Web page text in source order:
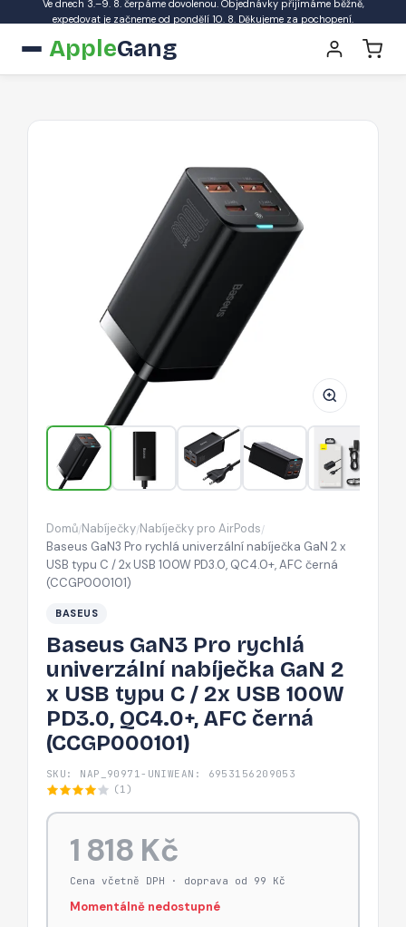
Ve dnech 3.–9. 8. čerpáme dovolenou. Objednávky přijímáme běžně,
expedovat je začneme od pondělí 10. 8. Děkujeme za pochopení.
AppleGang
Baseus
GaN3
rychlá
univerzální
GaN
2
x
USB
C
/
PD3.0,
QC4.0+,
AFC
černá
Domů/Nabíječky/Nabíječky pro AirPods/
Baseus GaN3 Pro rychlá univerzální nabíječka GaN 2 x
USB typu C / 2x USB 100W PD3.0, QC4.0+, AFC černá
(CCGP000101)
BASEUS
Baseus GaN3 Pro rychlá
univerzální nabíječka GaN 2
x USB typu C / 2x USB 100W
PD3.0, QC4.0+, AFC černá
(CCGP000101)
SKU: NAP_90971-UNIWEAN: 6953156209053
(1)
1 818 Kč
Cena včetně DPH · doprava od 99 Kč
Momentálně nedostupné